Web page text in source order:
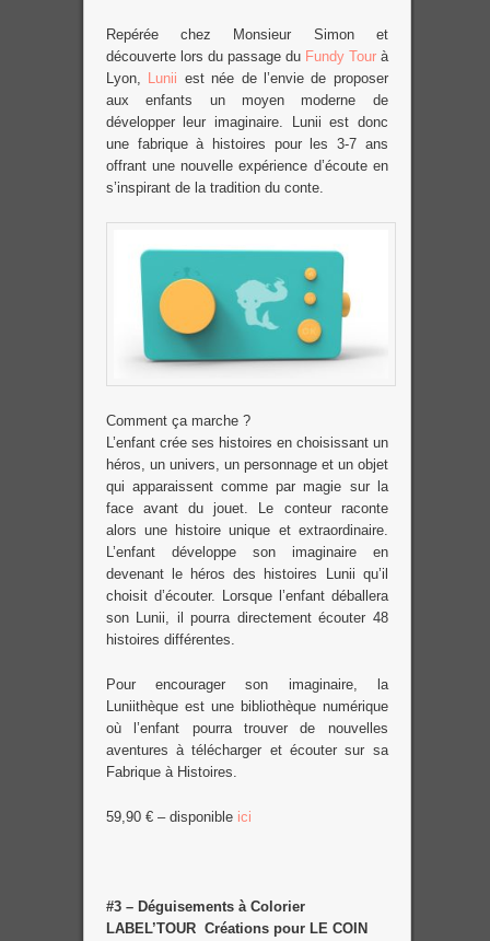
Repérée chez Monsieur Simon et
découverte lors du passage du Fundy Tourà
Lyon, Lunii est née de l’envie de proposer
aux enfants un moyen moderne de
développer leur imaginaire. Lunii est donc
une fabrique à histoires pour les 3-7 ans
offrant une nouvelle expérience d’écoute en
s’inspirant de la tradition du conte.
Comment ça marche ?
L’enfant crée ses histoires en choisissant un
héros, un univers, un personnage et un objet
qui apparaissent comme par magie sur la
face avant du jouet. Le conteur raconte
alors une histoire unique et extraordinaire.
L’enfant développe son imaginaire en
devenant le héros des histoires Lunii qu’il
choisit d’écouter. Lorsque l’enfant déballera
son Lunii, il pourra directement écouter 48
histoires différentes.
Pour encourager son imaginaire, la
Luniithèque est une bibliothèque numérique
où l’enfant pourra trouver de nouvelles
aventures à télécharger et écouter sur sa
Fabrique à Histoires.
59,90 € – disponible ici
#3 – Déguisements à Colorier
LABEL’TOUR Créations pour LE COIN